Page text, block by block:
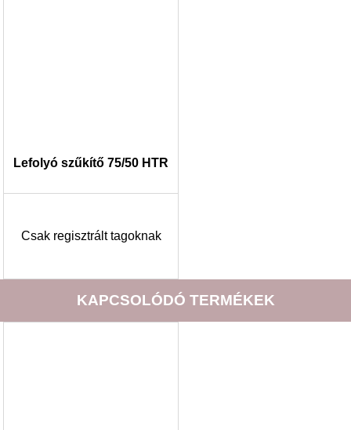
Lefolyó szűkítő 75/50 HTR
Csak regisztrált tagoknak
KAPCSOLÓDÓ TERMÉKEK